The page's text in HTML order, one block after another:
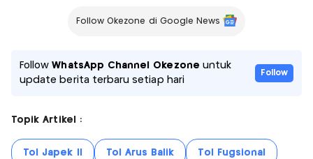
Follow Okezone di Google News
FollowWhatsApp Channel Okezone untuk
update berita terbaru setiap hari
Follow
Topik Artikel :
Tol Japek II Tol Arus Balik Tol Fugsional